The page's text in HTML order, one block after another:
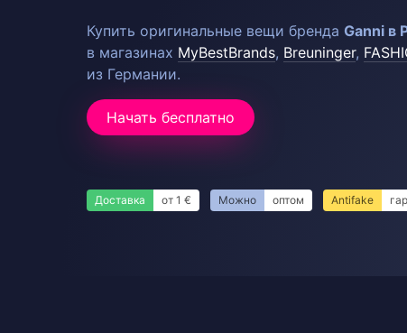
Купить оригинальные вещи бренда Ganni в
в магазинах MyBestBrands, Breuninger,
из Германии.
Начать бесплатно
Доставка от 1 € Можно оптом Antifake